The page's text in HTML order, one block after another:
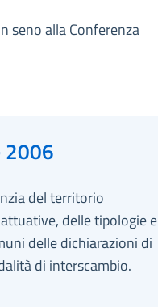
seno alla Conferenza
2006
del territorio
delle tipologie e
delle dichiarazioni di
di interscambio.